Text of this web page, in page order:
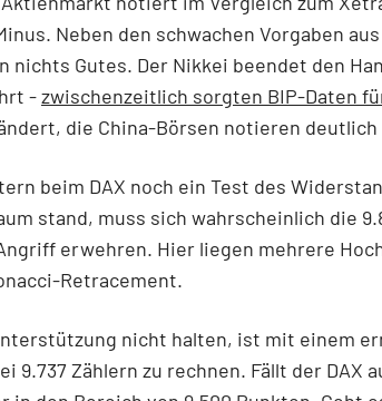
Neben den schwachen Vorgaben
nichts Gutes. Der Nikkei beendet den
-zwischenzeitlich sorgten BIP-Daten
die China-Börsen notieren deutlich
beim DAX noch ein Test des
stand, muss sich wahrscheinlich die
erwehren. Hier liegen mehrere
Retracement.
nicht halten, ist mit einem
9.737 Zählern zu rechnen. Fällt der DAX